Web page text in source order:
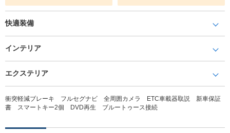
快適装備
インテリア
エクステリア
衝突軽減ブレーキ フルセグナビ 全周囲カメラ ETC車載器取説 新車保証
書 スマートキー2個 DVD再生 ブルートゥース接続